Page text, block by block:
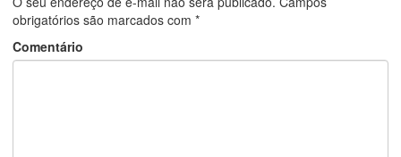
obrigatórios são marcados com *
Comentário